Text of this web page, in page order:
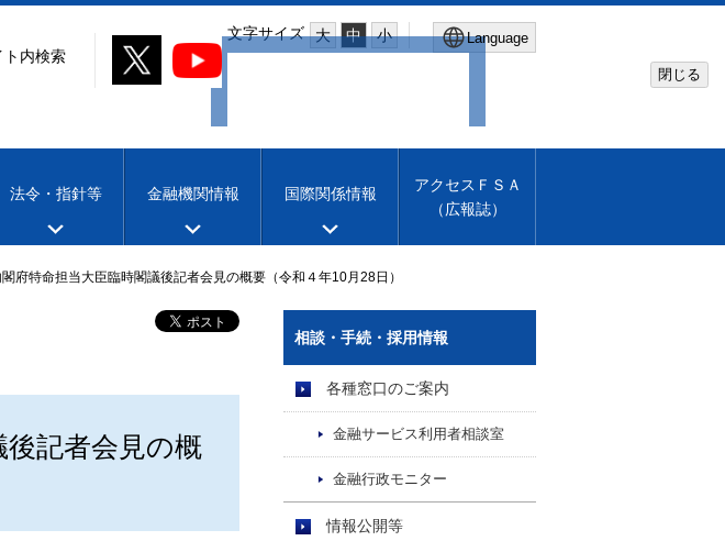
文字サイズ 大 中 小 Language
Machine translation
閉じる
ト内検索
法令・指針等 金融機関情報 国際関係情報
アクセスＦＳＡ
（広報誌）
府特命担当大臣臨時閣議後記者会見の概要（令和４年10月28日）
記者会見の概
相談・手続・採用情報
各種窓口のご案内
金融サービス利用者相談室
金融行政モニター
情報公開等